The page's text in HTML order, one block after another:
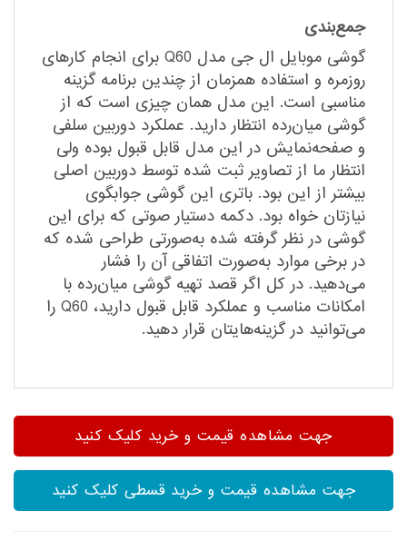
جمع‌بندی
گوشی موبایل ال جی مدل Q60 برای انجام کارهای
روزمره و استفاده همزمان از چندین برنامه گزینه
مناسبی است. این مدل همان چیزی است که از
گوشی میان‌رده انتظار دارید. عملکرد دوربین سلفی
و صفحه‌نمایش در این مدل قابل قبول بوده ولی
انتظار ما از تصاویر ثبت شده توسط دوربین اصلی
بیشتر از این بود. باتری این گوشی جوابگوی
نیازتان خواه بود. دکمه دستیار صوتی که برای این
گوشی در نظر گرفته شده به‌صورتی طراحی شده که
در برخی موارد به‌صورت اتفاقی آن را فشار
می‌دهید. در کل اگر قصد تهیه گوشی میان‌رده با
امکانات مناسب و عملکرد قابل قبول دارید، Q60 را
می‌توانید در گزینه‌هایتان قرار دهید.
جهت مشاهده قیمت و خرید کلیک کنید
جهت مشاهده قیمت و خرید قسطی کلیک کنید